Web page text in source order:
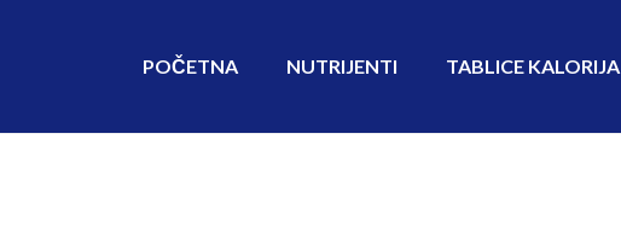
POČETNA NUTRIJENTI TABLICE KALORIJA